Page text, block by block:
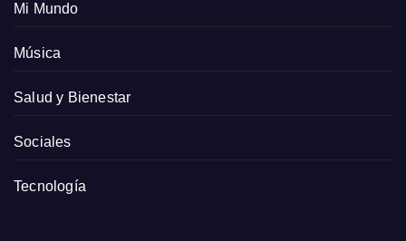
Mi Mundo
Música
Salud y Bienestar
Sociales
Tecnología